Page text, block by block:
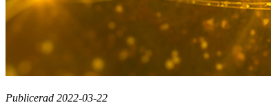
Publicerad 2022-03-22